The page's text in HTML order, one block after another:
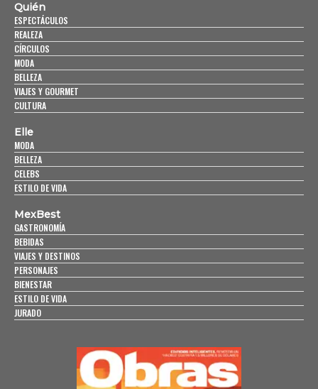
Quién
ESPECTÁCULOS
REALEZA
CÍRCULOS
MODA
BELLEZA
VIAJES Y GOURMET
CULTURA
Elle
MODA
BELLEZA
CELEBS
ESTILO DE VIDA
MexBest
GASTRONOMÍA
BEBIDAS
VIAJES Y DESTINOS
PERSONAJES
BIENESTAR
ESTILO DE VIDA
JURADO